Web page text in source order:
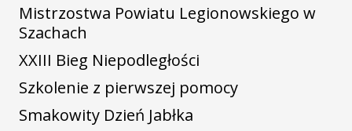
Mistrzostwa Powiatu Legionowskiego w
Szachach
XXIII Bieg Niepodległości
Szkolenie z pierwszej pomocy
Smakowity Dzień Jabłka